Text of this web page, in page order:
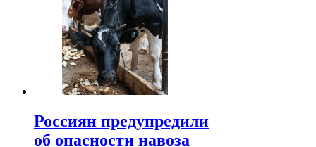
Россиян предупредили
об опасности навоза